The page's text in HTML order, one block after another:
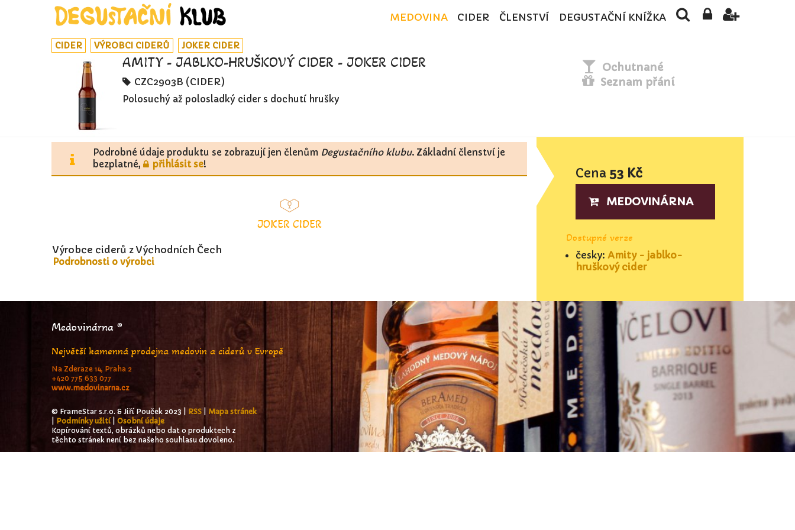
MEDOVINA CIDER ČLENSTVÍ DEGUSTAČNÍ KNÍŽKA
CIDER VÝROBCI CIDERŮ JOKER CIDER
AMITY - JABLKO-HRUŠKOVÝ CIDER - JOKER CIDER
CZC2903B (CIDER)
Polosuchý až polosladký cider s dochutí hrušky
Ochutnané
Seznam přání
Podrobné údaje produktu se zobrazují jen členům Degustačního klubu. Základní členství je
bezplatné,
přihlásit se!
JOKER CIDER
Výrobce ciderů z Východních Čech
Podrobnosti o výrobci
Cena 53 Kč
MEDOVINÁRNA
Dostupné verze
česky: Amity - jablko-
hruškový cider
Medovinárna ®
Největší kamenná prodejna medovin a ciderů v Evropě
Na Zderaze 14, Praha 2
+420 775 633 077
www.medovinarna.cz
© FrameStar s.r.o. & Jiří Pouček 2023 | RSS
Mapa stránek
Podmínky užití| Osobní údaje
Kopírování textů, obrázků nebo dat o produktech z
těchto stránek není bez našeho souhlasu dovoleno.